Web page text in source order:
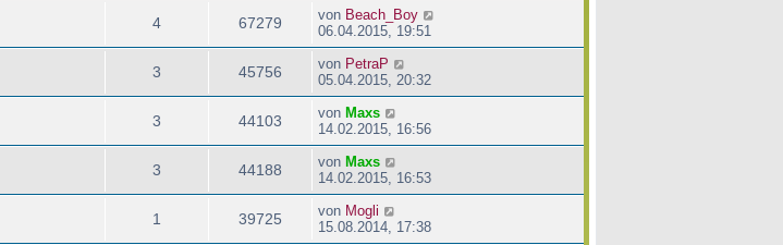
4 67279 von Beach_Boy
06.04.2015, 19:51
3 45756 von PetraP
05.04.2015, 20:32
3 44103 von Maxs
14.02.2015, 16:56
3 44188 von Maxs
14.02.2015, 16:53
1 39725 von Mogli
15.08.2014, 17:38